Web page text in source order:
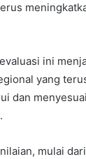
ini
yang
dan
mulai